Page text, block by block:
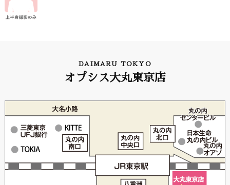
DAIMARU TOKYO
オプシス大丸東京店